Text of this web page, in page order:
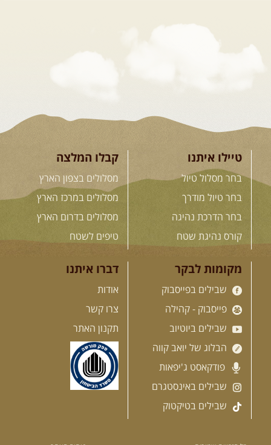
טיולים מודרכים בארץ
12.08.2026 רביעי
בשבילי עמק המעיינות
מי לא צריך בימים אלו קצת טבע
ואנרגיות טובות .... מועדון ...
12-13.08.2026 רביעי-חמישי
בלדה בין כוכבים במכתש רמון-
למגוון רכבי שטח
השמיים יהיו נקיים, הכוכבים ...
14.08.2026 שישי- מעיינות
ואתגרים בצפון הרמה
מסלול חדש בצפון רמת הגולן בהובלת
[המשך]
טיילו איתנו
בחר מסלול טיול
בחר טיול מודרך
בחר הדרכת נהיגה
קורס נהיגת שטח
קבלו המלצה
מסלולים בצפון הארץ
מסלולים במרכז הארץ
מסלולים בדרום הארץ
טיפים לשטח
מקומות לבקר
שבילים בפייסבוק
פייסבוק - קהילה
שבילים ביוטיוב
הבלוג של יואב קווה
פודקאסט ג'יפאות
שבילים באינסטגרם
שבילים בטיקטוק
דברו איתנו
אודות
צרו קשר
תקנון האתר